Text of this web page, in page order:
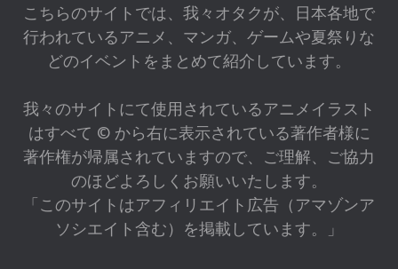
こちらのサイトでは、我々オタクが、日本各地で
行われているアニメ、マンガ、ゲームや夏祭りな
どのイベントをまとめて紹介しています。
我々のサイトにて使用されているアニメイラスト
はすべて © から右に表示されている著作者様に
著作権が帰属されていますので、ご理解、ご協力
のほどよろしくお願いいたします。
「このサイトはアフィリエイト広告（アマゾンア
ソシエイト含む）を掲載しています。」